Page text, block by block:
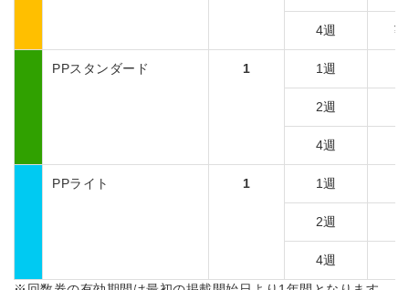
4週
PPスタンダード 1 1週
2週
4週
PPライト 1 1週
2週
4週